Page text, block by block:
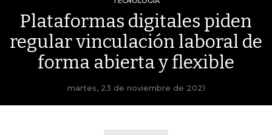
Plataformas digitales piden
regular vinculación laboral de
forma abierta y flexible
martes, 23 de noviembre de 2021